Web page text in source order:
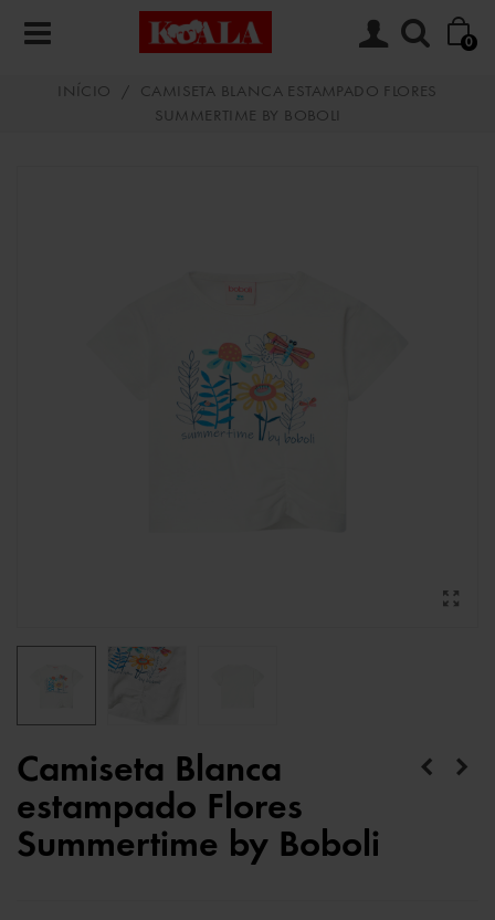
0
INÍCIO /
CAMISETA BLANCA ESTAMPADO FLORES
SUMMERTIME BY BOBOLI
Camiseta Blanca
estampado Flores
Summertime by Boboli